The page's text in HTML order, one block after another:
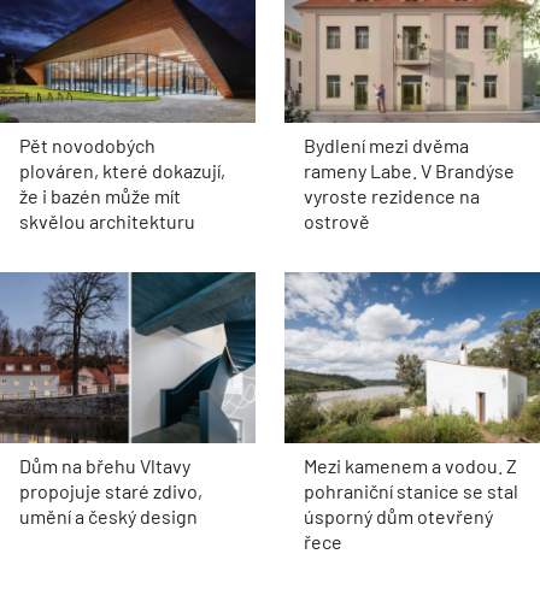
Pět novodobých
plováren, které dokazují,
že i bazén může mít
skvělou architekturu
Bydlení mezi dvěma
rameny Labe. V Brandýse
vyroste rezidence na
ostrově
Dům na břehu Vltavy
propojuje staré zdivo,
umění a český design
Mezi kamenem a vodou. Z
pohraniční stanice se stal
úsporný dům otevřený
řece